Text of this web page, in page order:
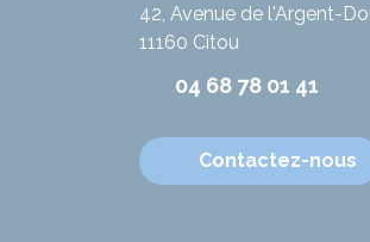
42, Avenue de l'Argent-
11160 Citou
04 68 78 01 41
Contactez-nous